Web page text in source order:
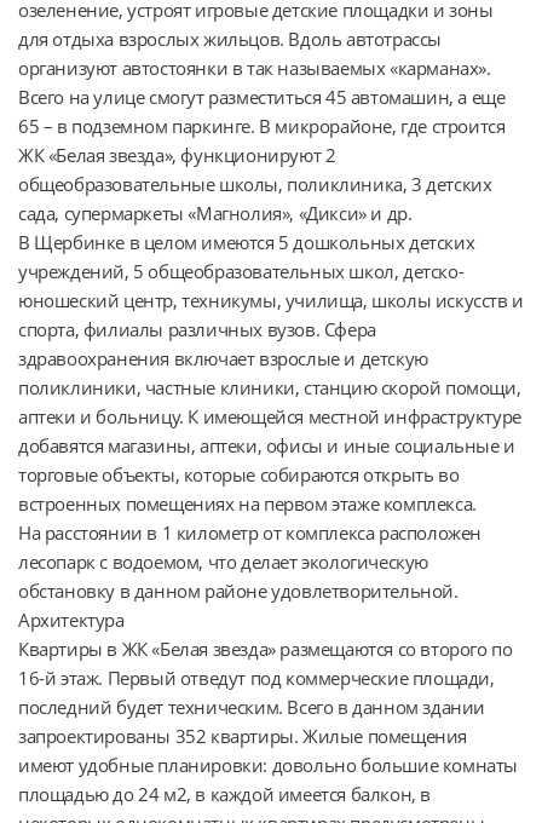
озеленение, устроят игровые детские площадки и зоны
для отдыха взрослых жильцов. Вдоль автотрассы
организуют автостоянки в так называемых «карманах».
Всего на улице смогут разместиться 45 автомашин, а еще
65 – в подземном паркинге. В микрорайоне, где строится
ЖК «Белая звезда», функционируют 2
общеобразовательные школы, поликлиника, 3 детских
сада, супермаркеты «Магнолия», «Дикси» и др.
В Щербинке в целом имеются 5 дошкольных детских
учреждений, 5 общеобразовательных школ, детско-
юношеский центр, техникумы, училища, школы искусств и
спорта, филиалы различных вузов. Сфера
здравоохранения включает взрослые и детскую
поликлиники, частные клиники, станцию скорой помощи,
аптеки и больницу. К имеющейся местной инфраструктуре
добавятся магазины, аптеки, офисы и иные социальные и
торговые объекты, которые собираются открыть во
встроенных помещениях на первом этаже комплекса.
На расстоянии в 1 километр от комплекса расположен
лесопарк с водоемом, что делает экологическую
обстановку в данном районе удовлетворительной.
Архитектура
Квартиры в ЖК «Белая звезда» размещаются со второго по
16-й этаж. Первый отведут под коммерческие площади,
последний будет техническим. Всего в данном здании
запроектированы 352 квартиры. Жилые помещения
имеют удобные планировки: довольно большие комнаты
площадью до 24 м2, в каждой имеется балкон, в